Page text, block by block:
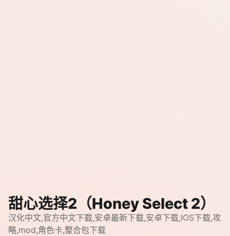
甜心选择2（Honey Select 2）
汉化中文,官方中文下载,安卓最新下载,安卓下载,IOS下载,攻
略,mod,角色卡,整合包下载